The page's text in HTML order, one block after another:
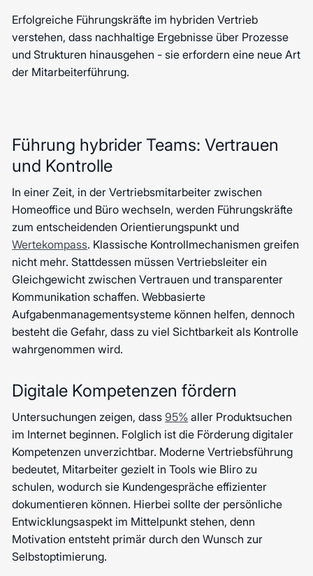
Erfolgreiche Führungskräfte im hybriden Vertrieb
verstehen, dass nachhaltige Ergebnisse über Prozesse
und Strukturen hinausgehen - sie erfordern eine neue Art
der Mitarbeiterführung.
Führung hybrider Teams: Vertrauen
und Kontrolle
In einer Zeit, in der Vertriebsmitarbeiter zwischen
Homeoffice und Büro wechseln, werden Führungskräfte
zum entscheidenden Orientierungspunkt und
Wertekompass. Klassische Kontrollmechanismen greifen
nicht mehr. Stattdessen müssen Vertriebsleiter ein
Gleichgewicht zwischen Vertrauen und transparenter
Kommunikation schaffen. Webbasierte
Aufgabenmanagementsysteme können helfen, dennoch
besteht die Gefahr, dass zu viel Sichtbarkeit als Kontrolle
wahrgenommen wird.
Digitale Kompetenzen fördern
Untersuchungen zeigen, dass95% aller Produktsuchen
im Internet beginnen. Folglich ist die Förderung digitaler
Kompetenzen unverzichtbar. Moderne Vertriebsführung
bedeutet, Mitarbeiter gezielt in Tools wie Bliro zu
schulen, wodurch sie Kundengespräche effizienter
dokumentieren können. Hierbei sollte der persönliche
Entwicklungsaspekt im Mittelpunkt stehen, denn
Motivation entsteht primär durch den Wunsch zur
Selbstoptimierung.